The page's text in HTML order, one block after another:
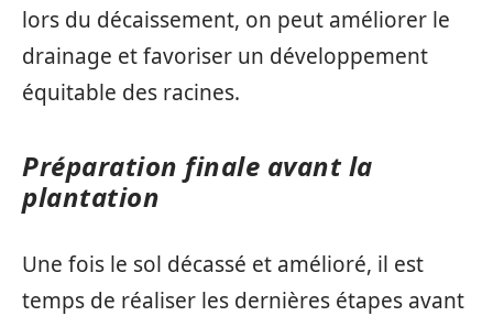
lors du décaissement, on peut améliorer le
drainage et favoriser un développement
équitable des racines.
Préparation finale avant la
plantation
Une fois le sol décassé et amélioré, il est
temps de réaliser les dernières étapes avant